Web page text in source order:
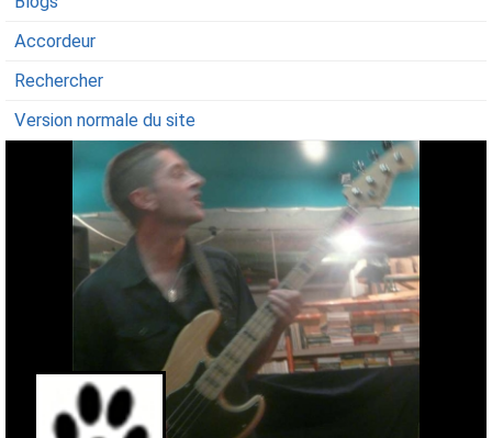
Accordeur
Rechercher
Version normale du site